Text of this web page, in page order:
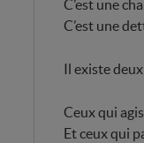
C’est une
C’est une
Il existe
Ceux qui
Et ceux qui